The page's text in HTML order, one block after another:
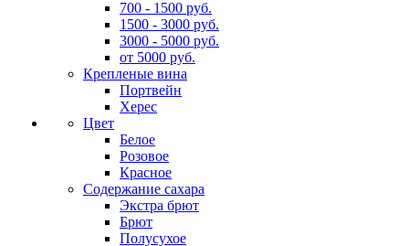
700 - 1500 руб.
1500 - 3000 руб.
3000 - 5000 руб.
от 5000 руб.
Крепленые вина
Портвейн
Херес
Цвет
Белое
Розовое
Красное
Содержание сахара
Экстра брют
Брют
Полусухое